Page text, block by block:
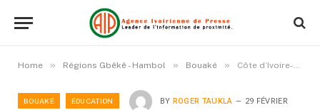
Home » Régions Gbêkê - Hambol » Bouaké » Côte d’Ivoire-AIP/ Des acteurs du système éducatif de Bouaké sensibilisés sur les adaptations nécessaires pour une éducation inclusive et équitable
BOUAKÉ ÉDUCATION BY ROGER TAUKLA 29 FÉVRIER